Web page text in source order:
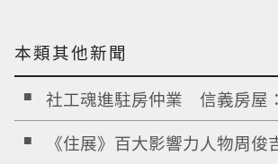
本類其他新聞
社工魂進駐房仲業 信義房屋
《住展》百大影響力人物周